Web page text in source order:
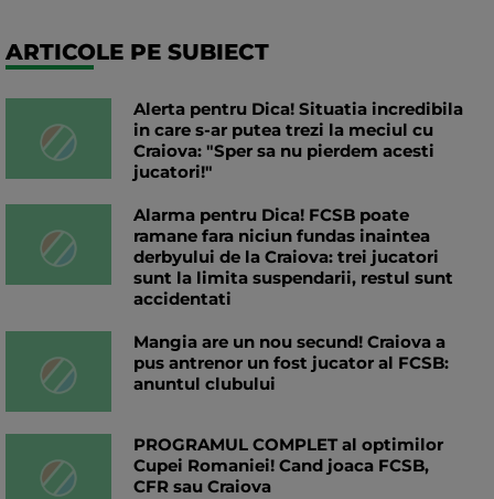
ARTICOLE PE SUBIECT
Alerta pentru Dica! Situatia incredibila
in care s-ar putea trezi la meciul cu
Craiova: "Sper sa nu pierdem acesti
jucatori!"
Alarma pentru Dica! FCSB poate
ramane fara niciun fundas inaintea
derbyului de la Craiova: trei jucatori
sunt la limita suspendarii, restul sunt
accidentati
Mangia are un nou secund! Craiova a
pus antrenor un fost jucator al FCSB:
anuntul clubului
PROGRAMUL COMPLET al optimilor
Cupei Romaniei! Cand joaca FCSB,
CFR sau Craiova